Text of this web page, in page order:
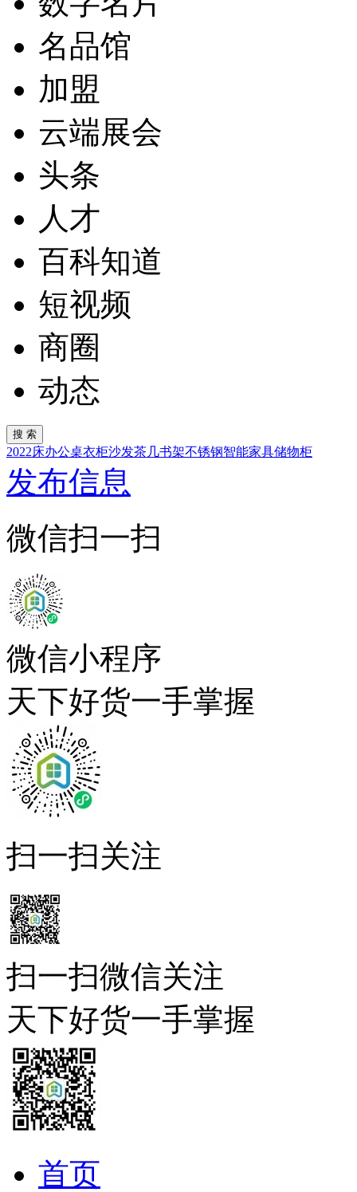
名品馆
加盟
云端展会
头条
人才
百科知道
短视频
商圈
动态
2022床办公桌衣柜沙发茶几书架不锈钢智能家具储物柜
发布信息
微信扫一扫
微信小程序
天下好货一手掌握
扫一扫关注
扫一扫微信关注
天下好货一手掌握
首页